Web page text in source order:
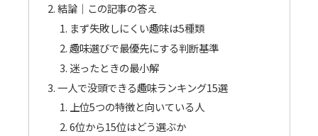
結論｜この記事の答え
まず失敗しにくい趣味は5種類
趣味選びで最優先にする判断基準
迷ったときの最小解
一人で没頭できる趣味ランキング15選
上位5つの特徴と向いている人
6位から15位はどう選ぶか